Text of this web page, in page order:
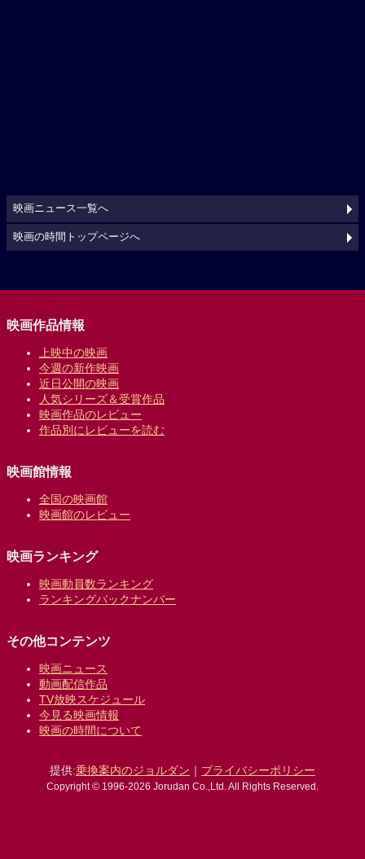
映画ニュース一覧へ
映画の時間トップページへ
映画作品情報
上映中の映画
今週の新作映画
近日公開の映画
人気シリーズ＆受賞作品
映画作品のレビュー
作品別にレビューを読む
映画館情報
全国の映画館
映画館のレビュー
映画ランキング
映画動員数ランキング
ランキングバックナンバー
その他コンテンツ
映画ニュース
動画配信作品
TV放映スケジュール
今見る映画情報
映画の時間について
提供:乗換案内のジョルダン ｜ プライバシーポリシー
Copyright © 1996-2026 Jorudan Co.,Ltd. All Rights Reserved.